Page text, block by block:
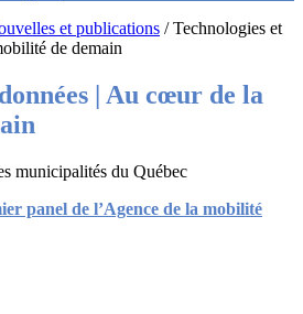
et publications /Technologies et
de demain
| Au cœur de la
municipalités du Québec
panel de l’Agence de la mobilité